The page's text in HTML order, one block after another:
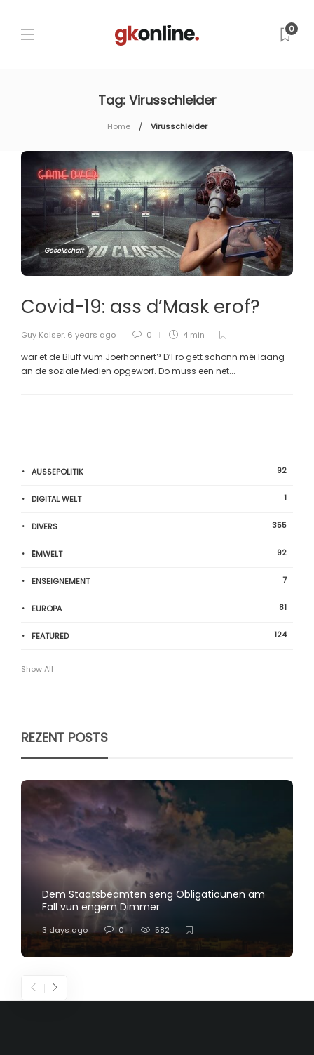
0
Tag: Virusschleider
Home Virusschleider
Gesellschaft
Covid-19: ass d’Mask erof?
Guy Kaiser, 6 years ago 0 4 min
war et de Bluff vum Joerhonnert? D’Fro gëtt schonn méi laang
an de soziale Medien opgeworf. Do muss een net...
AUSSEPOLITIK 92
DIGITAL WELT 1
DIVERS 355
ËMWELT 92
ENSEIGNEMENT 7
EUROPA 81
FEATURED 124
Show All
REZENT POSTS
Dem Staatsbeamten seng Obligatiounen am
Fall vun engem Dimmer
3 days ago 0 582